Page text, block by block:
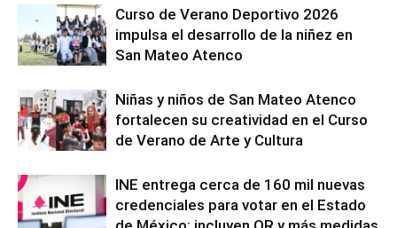
Curso de Verano Deportivo 2026
impulsa el desarrollo de la niñez en
San Mateo Atenco
Niñas y niños de San Mateo Atenco
fortalecen su creatividad en el Curso
de Verano de Arte y Cultura
INE entrega cerca de 160 mil nuevas
credenciales para votar en el Estado